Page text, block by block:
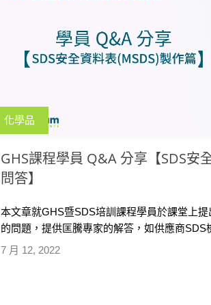
化學品
GHS課程學員 Q&A 分享【SDS安
問答】
7 月 12, 2022
本文章就GHS暨SDS培訓課程學員於課堂上
的問題，提供匡騰專家的解答，如供應商
清潔用品SDS適用情況等議題。